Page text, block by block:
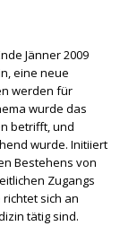
Jänner 2009
eine neue
werden für
wurde das
betrifft, und
wurde. Initiiert
Bestehens von
Zugangs
sich an
tätig sind.